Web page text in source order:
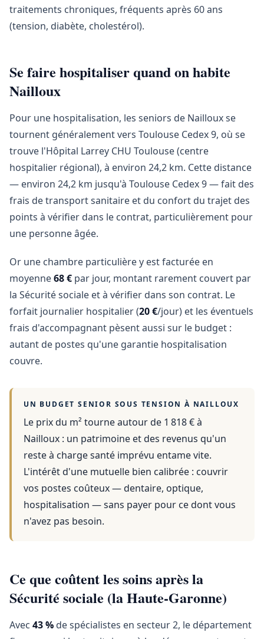
traitements chroniques, fréquents après 60 ans
(tension, diabète, cholestérol).
Se faire hospitaliser quand on habite
Nailloux
Pour une hospitalisation, les seniors de Nailloux se
tournent généralement vers Toulouse Cedex 9, où se
trouve l'Hôpital Larrey CHU Toulouse (centre
hospitalier régional), à environ 24,2 km. Cette distance
— environ 24,2 km jusqu'à Toulouse Cedex 9 — fait des
frais de transport sanitaire et du confort du trajet des
points à vérifier dans le contrat, particulièrement pour
une personne âgée.
Or une chambre particulière y est facturée en
moyenne68 € par jour, montant rarement couvert par
la Sécurité sociale et à vérifier dans son contrat. Le
forfait journalier hospitalier (20 €/jour) et les éventuels
frais d'accompagnant pèsent aussi sur le budget :
autant de postes qu'une garantie hospitalisation
couvre.
UN BUDGET SENIOR SOUS TENSION À NAILLOUX
Le prix du m² tourne autour de 1 818 €à
Nailloux : un patrimoine et des revenus qu'un
reste à charge santé imprévu entame vite.
L'intérêt d'une mutuelle bien calibrée : couvrir
vos postes coûteux — dentaire, optique,
hospitalisation — sans payer pour ce dont vous
n'avez pas besoin.
Ce que coûtent les soins après la
Sécurité sociale (la Haute-Garonne)
Avec 43 % de spécialistes en secteur 2, le département